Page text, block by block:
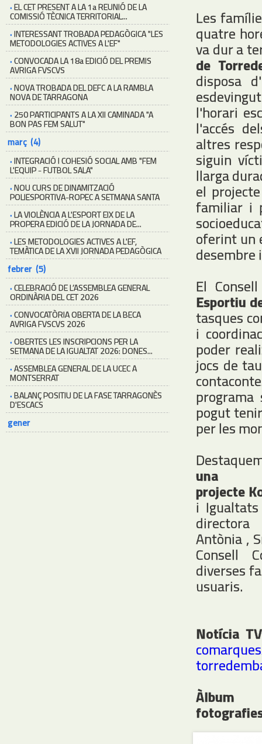
·EL CET PRESENT A LA 1a REUNIÓ DE LA
COMISSIÓ TÈCNICA TERRITORIAL...
·INTERESSANT TROBADA PEDAGÒGICA "LES
METODOLOGIES ACTIVES A L'EF"
·CONVOCADA LA 18a EDICIÓ DEL PREMIS
AVRIGA FVSCVS
·NOVA TROBADA DEL DEFC A LA RAMBLA
NOVA DE TARRAGONA
· 250 PARTICIPANTS A LA XII CAMINADA "A
BON PAS FEM SALUT"
març (4)
·INTEGRACIÓ I COHESIÓ SOCIAL AMB "FEM
L'EQUIP - FUTBOL SALA"
·NOU CURS DE DINAMITZACIÓ
POLIESPORTIVA-ROPEC A SETMANA SANTA
·LA VIOLÈNCIA A L'ESPORT EIX DE LA
PROPERA EDICIÓ DE LA JORNADA DE...
·LES METODOLOGIES ACTIVES A L'EF,
TEMÀTICA DE LA XVII JORNADA PEDAGÒGICA
febrer (5)
·CELEBRACIÓ DE L’ASSEMBLEA GENERAL
ORDINÀRIA DEL CET 2026
·CONVOCATÒRIA OBERTA DE LA BECA
AVRIGA FVSCVS 2026
·OBERTES LES INSCRIPCIONS PER LA
SETMANA DE LA IGUALTAT 2026: DONES...
·ASSEMBLEA GENERAL DE LA UCEC A
MONTSERRAT
·BALANÇ POSITIU DE LA FASE TARRAGONÈS
D'ESCACS
gener
Les
quatre
va dur a
de
disposa
l'horari
l'accés
altres
siguin
llarga
el
familiar i
oferint un
desembre
El
Esportiu
tasques
i
poder
jocs de
pogut
per les
una
projecte
i
Antònia ,
Consell
diverses
usuaris.
Notícia